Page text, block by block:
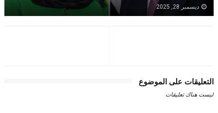
ديسمبر 28, 2025
التعليقات على الموضوع
ليست هناك تعليقات